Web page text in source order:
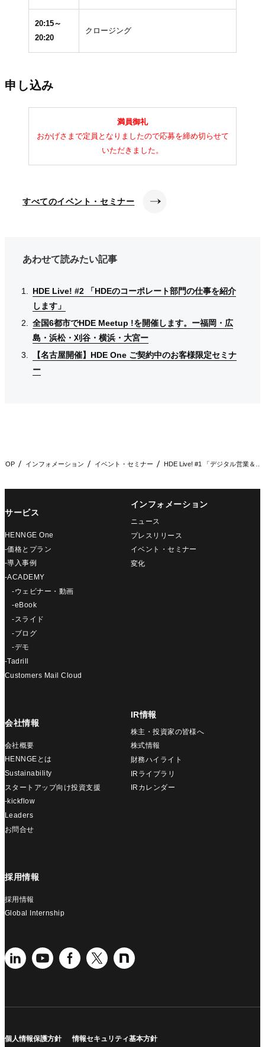
20:15～
20:20
クロージング
申し込み
満員御礼
おかげさまで定員となりましたので応募を締め切らせて
いただきました。
すべてのイベント・セミナー
あわせて読みたい記事
HDE Live! #2 「HDEのコーポレート部門の仕事を紹介
します」
HDE Live! #2 「HDEのコーポレート部門の仕事を紹介
します」
HDE Live! #2 「HDEのコーポレート部門の仕事を紹介
します」
全国6都市でHDE Meetup !を開催します。ー福岡・広
島・浜松・刈谷・横浜・大宮ー
全国6都市でHDE Meetup !を開催します。ー福岡・広
島・浜松・刈谷・横浜・大宮ー
全国6都市でHDE Meetup !を開催します。ー福岡・広
島・浜松・刈谷・横浜・大宮ー
【名古屋開催】HDE One ご契約中のお客様限定セミナ
ー
【名古屋開催】HDE One ご契約中のお客様限定セミナ
ー
【名古屋開催】HDE One ご契約中のお客様限定セミナ
ー
TOP インフォメーション イベント・セミナー
サービス
HENNGE One
-価格とプラン
-導入事例
-ACADEMY
-ウェビナー・動画
-eBook
-スライド
-ブログ
-デモ
-Tadrill
Customers Mail Cloud
インフォメーション
ニュース
プレスリリース
イベント・セミナー
変化
会社情報
会社概要
HENNGEとは
Sustainability
スタートアップ向け投資支援
-kickflow
Leaders
お問合せ
IR情報
株主・投資家の皆様へ
株式情報
財務ハイライト
IRライブラリ
IRカレンダー
採用情報
採用情報
Global Internship
個人情報保護方針 情報セキュリティ基本方針